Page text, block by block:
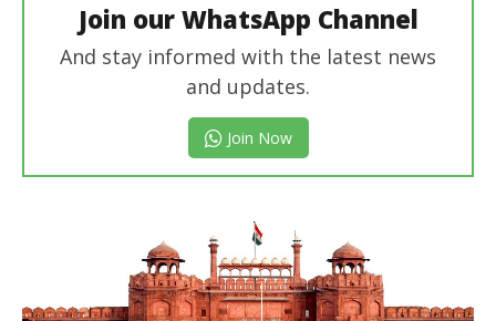
Join our WhatsApp Channel
And stay informed with the latest news
and updates.
Join Now